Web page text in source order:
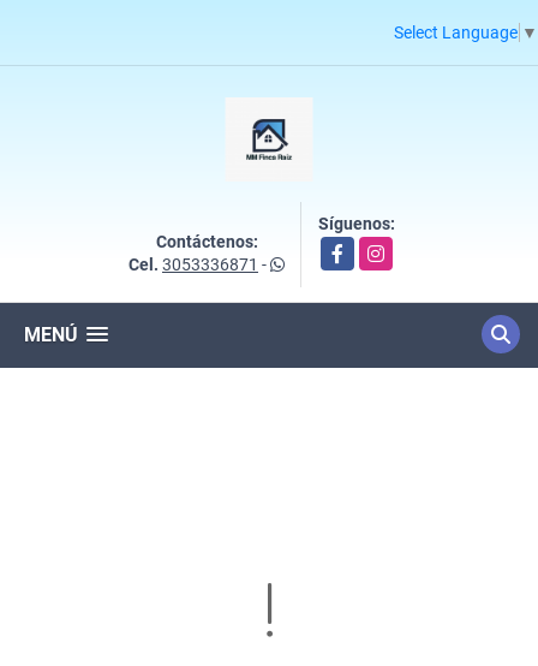
Select Language ▼
Contáctenos:
Cel. 3053336871 -
Síguenos:
FacebookInstagram
MENÚ